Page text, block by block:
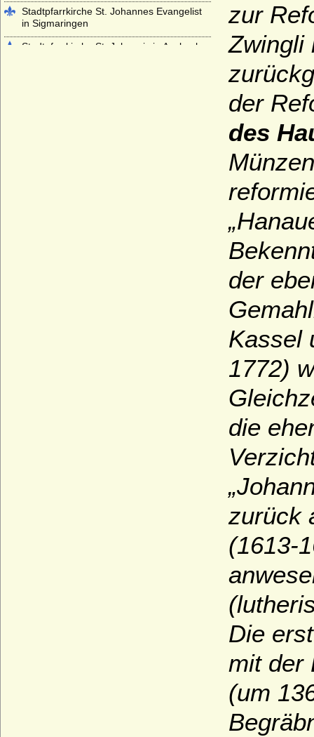
zur
Zwingli
der
des
„
der
Kassel
1772)
die
zurück
(1613-
Die
mit der
(um
Stadtpfarrkirche St. Johannes Evangelist
in Sigmaringen
Stadtpfarrkirche St. Johannis in Ansbach